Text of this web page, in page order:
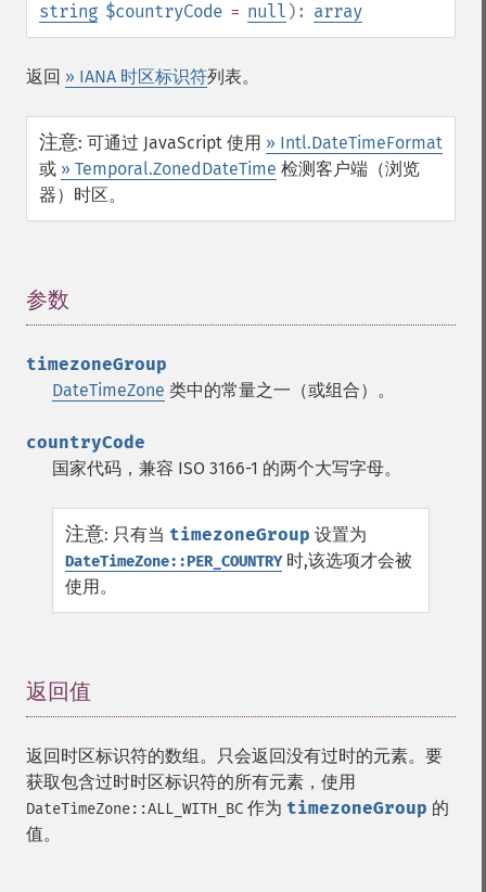
string $countryCode = null ): array
返回 » IANA 时区标识符列表。
注意: 可通过 JavaScript 使用 » Intl.DateTimeFormat
或 » Temporal.ZonedDateTime 检测客户端（浏览
器）时区。
参数
timezoneGroup
DateTimeZone 类中的常量之一（或组合）。
countryCode
国家代码，兼容 ISO 3166-1 的两个大写字母。
注意: 只有当 timezoneGroup 设置为
DateTimeZone::PER_COUNTRY时,该选项才会被
使用。
返回值
返回时区标识符的数组。只会返回没有过时的元素。要
获取包含过时时区标识符的所有元素，使用
DateTimeZone::ALL_WITH_BC 作为 timezoneGroup 的
值。